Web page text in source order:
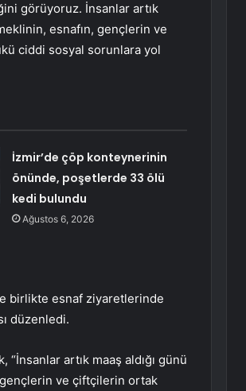
görüyoruz. İnsanlar artık
esnafın, gençlerin ve
ciddi sosyal sorunlara yol
İzmir’de çöp konteynerinin
önünde, poşetlerde 33 ölü
kedi bulundu
Ağustos 6, 2026
birlikte esnaf ziyaretlerinde
düzenledi.
artık maaş aldığı günü
gençlerin ve çiftçilerin ortak